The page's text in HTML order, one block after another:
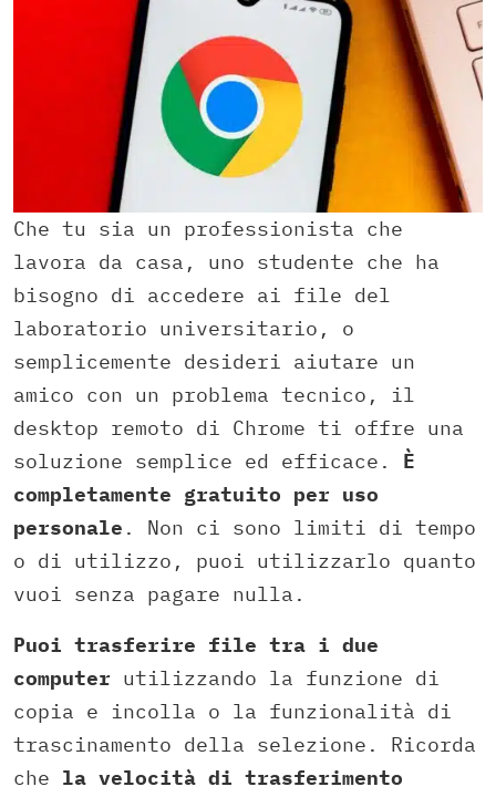
Che tu sia un professionista che
lavora da casa, uno studente che ha
bisogno di accedere ai file del
laboratorio universitario, o
semplicemente desideri aiutare un
amico con un problema tecnico, il
desktop remoto di Chrome ti offre una
soluzione semplice ed efficace. È
completamente gratuito per uso
personale . Non ci sono limiti di tempo
o di utilizzo, puoi utilizzarlo quanto
vuoi senza pagare nulla.
Puoi trasferire file tra i due
computer utilizzando la funzione di
copia e incolla o la funzionalità di
trascinamento della selezione. Ricorda
che la velocità di trasferimento